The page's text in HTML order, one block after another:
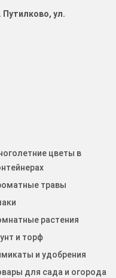
Путилково, ул.
цветы в
травы
растения
и торф
и удобрения
для сада и огорода